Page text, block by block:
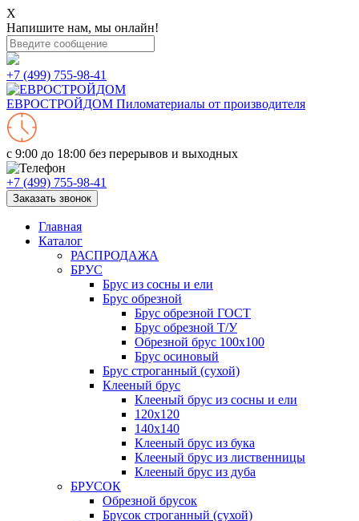
X
Напишите нам, мы онлайн!
+7 (499) 755-98-41
ЕВРОСТРОЙДОМ Пиломатериалы от производителя
с 9:00 до 18:00 без перерывов и выходных
+7 (499) 755-98-41
Заказать звонок
Главная
Каталог
РАСПРОДАЖА
БРУС
Брус из сосны и ели
Брус обрезной
Брус обрезной ГОСТ
Брус обрезной Т/У
Обрезной брус 100х100
Брус осиновый
Брус строганный (сухой)
Клееный брус
Клееный брус из сосны и ели
120х120
140х140
Клееный брус из бука
Клееный брус из лиственницы
Клееный брус из дуба
БРУСОК
Обрезной брусок
Брусок строганный (сухой)